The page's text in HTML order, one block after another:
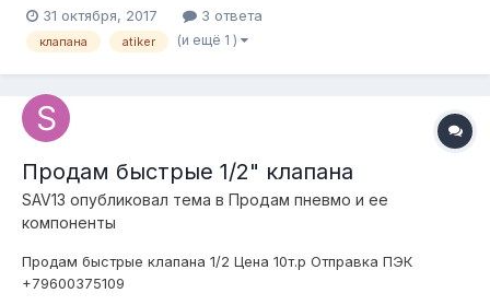
из подготовки воздуха только ВО camozzi. Понятно клапана
западали время от времени. Купил другой комплект пневмы
31 октября, 2017 3 ответа
клапана atiker (и ещё 1 )
Продам быстрые 1/2" клапана
SAV13 опубликовал тема в Продам пневмо и ее
компоненты
Продам быстрые клапана 1/2 Цена 10т.р Отправка ПЭК
+79600375109